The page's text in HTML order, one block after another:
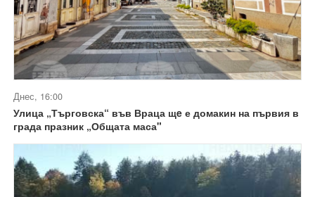
Днес, 16:00
Улица „Търговска“ във Враца щe е домакин на първия в
града празник „Общата маса"